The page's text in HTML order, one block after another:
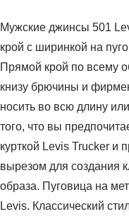
Мужские джинсы 501
крой с ширинкой на
Прямой крой по всему
книзу брючины и
носить во всю длину
того, что вы
курткой Levis Trucker и
вырезом для создания
образа. Пуговица на
Levis. Классический